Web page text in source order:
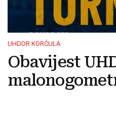
UHDDR KORČULA
Obavijest